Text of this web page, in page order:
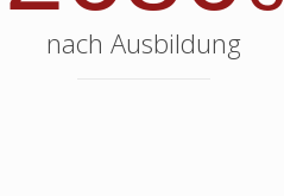
nach Ausbildung